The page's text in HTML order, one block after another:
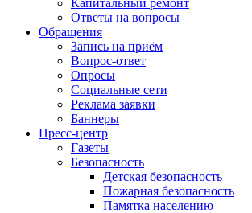
Капитальный ремонт
Ответы на вопросы
Обращения
Запись на приём
Вопрос-ответ
Опросы
Социальные сети
Реклама заявки
Баннеры
Пресс-центр
Газеты
Безопасность
Детская безопасность
Пожарная безопасность
Памятка населению